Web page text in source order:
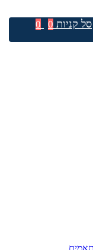
סל קניות 0
0